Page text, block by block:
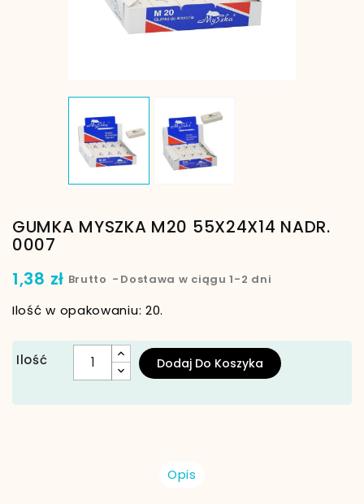
GUMKA MYSZKA M20 55X24X14 NADR.
0007
1,38 zł Brutto Dostawa w ciągu 1-2 dni
Ilość w opakowaniu: 20.
Ilość Dodaj Do Koszyka
Opis